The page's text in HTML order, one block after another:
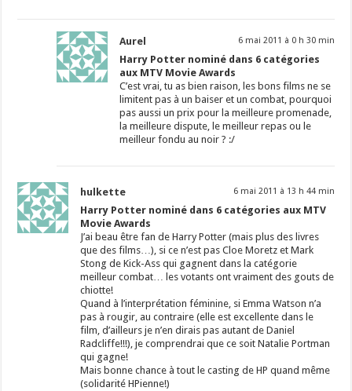
Aurel 6 mai 2011 à 0 h 30 min
Harry Potter nominé dans 6 catégories
aux MTV Movie Awards
C’est vrai, tu as bien raison, les bons films ne se
limitent pas à un baiser et un combat, pourquoi
pas aussi un prix pour la meilleure promenade,
la meilleure dispute, le meilleur repas ou le
meilleur fondu au noir ? :/
hulkette 6 mai 2011 à 13 h 44 min
Harry Potter nominé dans 6 catégories aux MTV
Movie Awards
J’ai beau être fan de Harry Potter (mais plus des livres
que des films…), si ce n’est pas Cloe Moretz et Mark
Stong de Kick-Ass qui gagnent dans la catégorie
meilleur combat… les votants ont vraiment des gouts de
chiotte!
Quand à l’interprétation féminine, si Emma Watson n’a
pas à rougir, au contraire (elle est excellente dans le
film, d’ailleurs je n’en dirais pas autant de Daniel
Radcliffe!!!), je comprendrai que ce soit Natalie Portman
qui gagne!
Mais bonne chance à tout le casting de HP quand même
(solidarité HPienne!)